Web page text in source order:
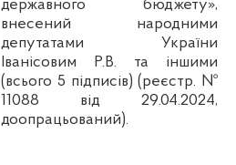
державного бюджету»,
внесений народними
депутатами України
Іванісовим Р.В. та іншими
(всього 5 підписів) (реєстр. №
11088 від 29.04.2024,
доопрацьований).